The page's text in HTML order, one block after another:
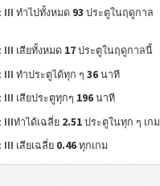
III ทำไปทั้งหมด 93 ประตูในฤดูกาล
III เสียทั้งหมด 17 ประตูในฤดูกาลนี้
III ทำประตูได้ทุก ๆ36 นาที
III เสียประตูทุกๆ 196 นาที
IIIทำได้เฉลี่ย 2.51 ประตูในทุก ๆ เกม
III เสียเฉลี่ย 0.46 ทุกเกม